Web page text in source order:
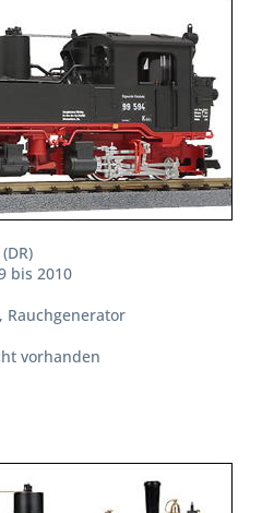
bis 2010
Rauchgenerator
vorhanden